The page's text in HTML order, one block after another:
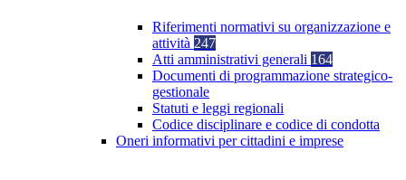
Riferimenti normativi su organizzazione e
attività 247
Atti amministrativi generali 164
Documenti di programmazione strategico-
gestionale
Statuti e leggi regionali
Codice disciplinare e codice di condotta
Oneri informativi per cittadini e imprese